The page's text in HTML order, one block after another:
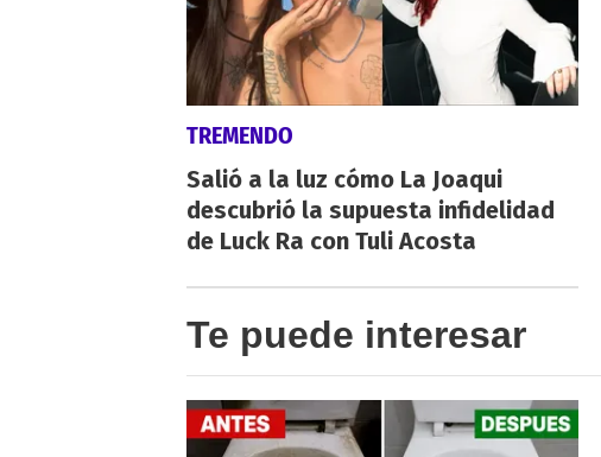
TREMENDO
Salió a la luz cómo La Joaqui
descubrió la supuesta infidelidad
de Luck Ra con Tuli Acosta
Te puede interesar